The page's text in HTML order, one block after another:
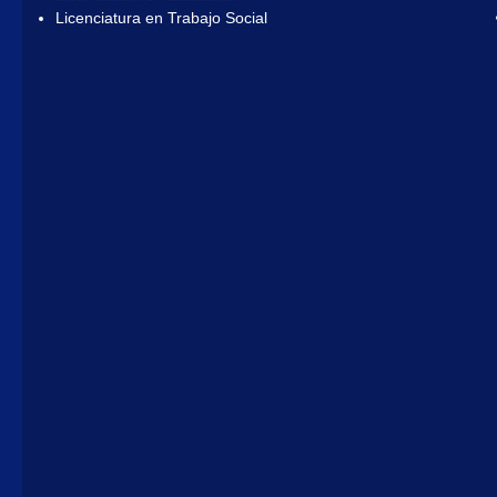
Licenciatura en Trabajo Social